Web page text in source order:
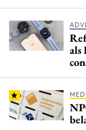
als